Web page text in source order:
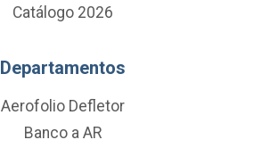
Catálogo 2026
Departamentos
Aerofolio Defletor
Banco a AR